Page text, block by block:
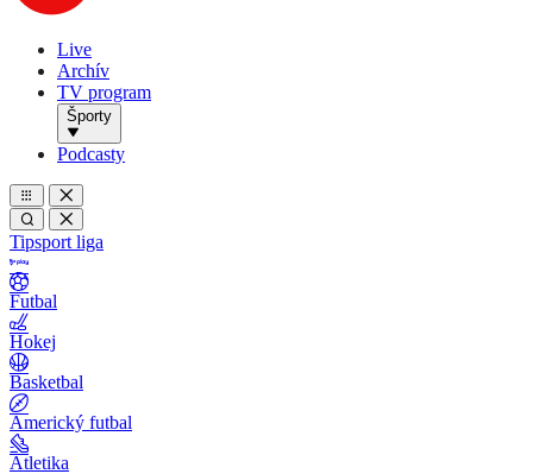
Live
Archív
TV program
Športy
Podcasty
Tipsport liga
Futbal
Hokej
Basketbal
Americký futbal
Atletika